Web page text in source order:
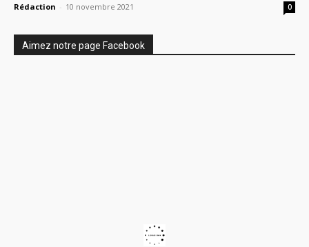
Rédaction - 10 novembre 2021 0
Aimez notre page Facebook